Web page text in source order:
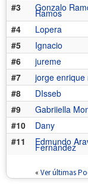
#3
Gonzalo
Ramos
#4
Lopera
#5
Ignacio
#6
jureme
#7
jorge enrique
#8
DIsseb
#9
Gabriiella
#10
Dany
#11
Edmundo
Fernández
« Ver últimas